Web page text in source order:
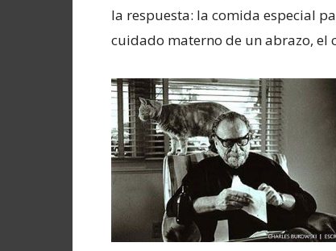
la respuesta: la comida especial
cuidado materno de un abrazo, el